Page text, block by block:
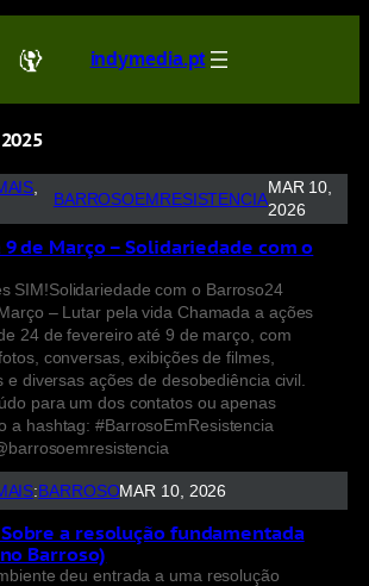
indymedia.pt
BARROSOEMRESISTENCIA
MAR 10,
2026
de Março – Solidariedade com o
SIM!Solidariedade com o Barroso24
– Lutar pela vida Chamada a ações
24 de fevereiro até 9 de março, com
conversas, exibições de filmes,
e diversas ações de desobediência civil.
para um dos contatos ou apenas
a hashtag: #BarrosoEmResistencia
:BARROSOMAR 10, 2026
a resolução fundamentada
Barroso)
deu entrada a uma resolução